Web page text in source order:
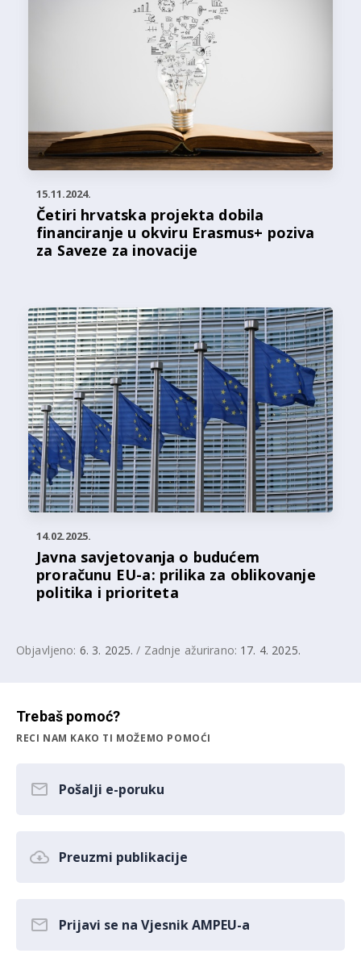
15.11.2024.
Četiri hrvatska projekta dobila
financiranje u okviru Erasmus+ poziva
za Saveze za inovacije
14.02.2025.
Javna savjetovanja o budućem
proračunu EU-a: prilika za oblikovanje
politika i prioriteta
Objavljeno: 6. 3. 2025. / Zadnje ažurirano: 17. 4. 2025.
Trebaš pomoć?
RECI NAM KAKO TI MOŽEMO POMOĆI
Pošalji e-poruku
Preuzmi publikacije
Prijavi se na Vjesnik AMPEU-a